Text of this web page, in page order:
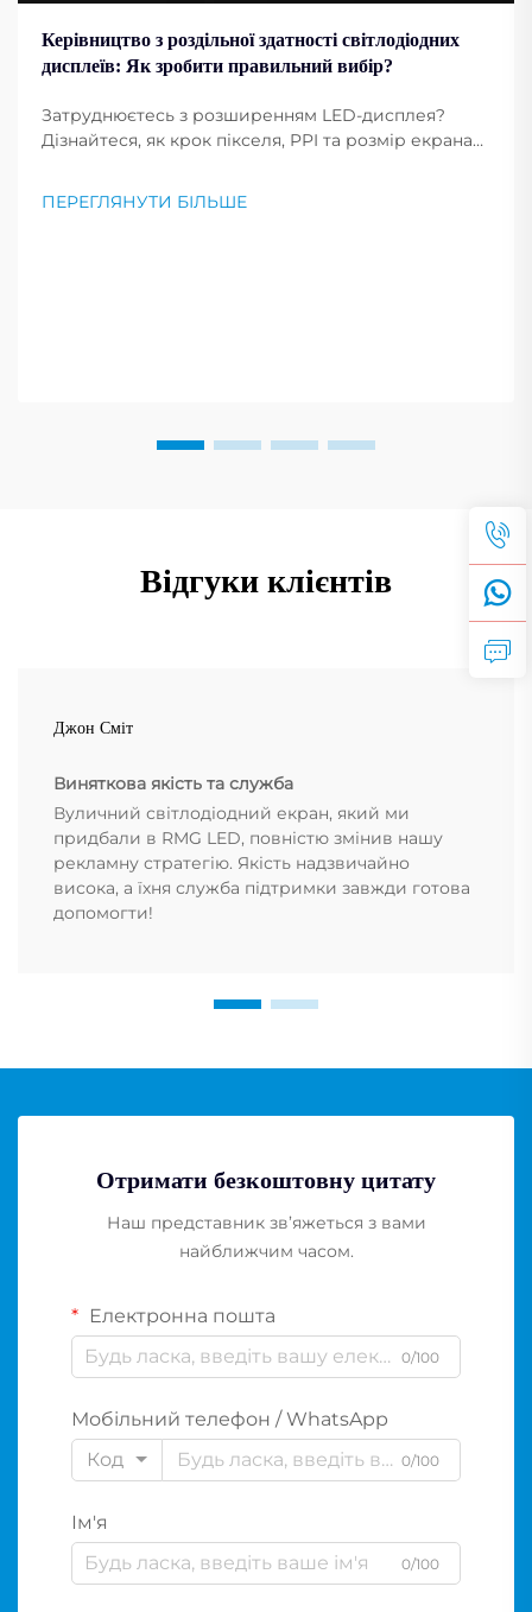
Керівництво з роздільної здатності світлодіодних
дисплеїв: Як зробити правильний вибір?
Затруднюєтесь з розширенням LED-дисплея?
Дізнайтеся, як крок пікселя, PPI та розмір екрана
розширення для ваших потреб. Читайте зараз.
ПЕРЕГЛЯНУТИ БІЛЬШЕ
Відгуки клієнтів
Джон Сміт
Виняткова якість та служба
Вуличний світлодіодний екран, який ми
придбали в RMG LED, повністю змінив нашу
рекламну стратегію. Якість надзвичайно
висока, а їхня служба підтримки завжди готова
допомогти!
Отримати безкоштовну цитату
Наш представник зв’яжеться з вами
найближчим часом.
Електронна пошта
0/100
Мобільний телефон / WhatsApp
Код
0/100
Ім'я
0/100